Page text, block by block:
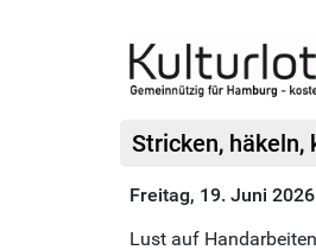
Stricken, häkeln,
Freitag, 19. Juni 2026
Lust auf